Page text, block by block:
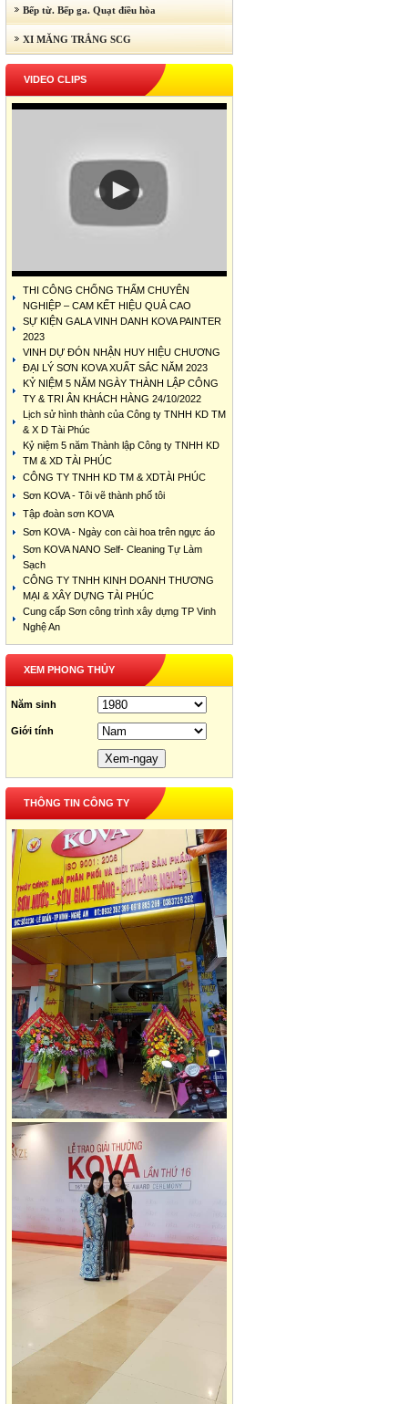
Bếp từ. Bếp ga. Quạt điều hòa
XI MĂNG TRẮNG SCG
VIDEO CLIPS
THI CÔNG CHỐNG THẤM CHUYÊN
NGHIỆP – CAM KẾT HIỆU QUẢ CAO
SỰ KIỆN GALA VINH DANH KOVA PAINTER
2023
VINH DỰ ĐÓN NHẬN HUY HIỆU CHƯƠNG
ĐẠI LÝ SƠN KOVA XUẤT SẮC NĂM 2023
KỶ NIỆM 5 NĂM NGÀY THÀNH LẬP CÔNG
TY & TRI ÂN KHÁCH HÀNG 24/10/2022
Lịch sử hình thành của Công ty TNHH KD TM
& X D Tài Phúc
Kỷ niệm 5 năm Thành lập Công ty TNHH KD
TM & XD TÀI PHÚC
CÔNG TY TNHH KD TM & XDTÀI PHÚC
Sơn KOVA - Tôi vẽ thành phố tôi
Tập đoàn sơn KOVA
Sơn KOVA - Ngày con cài hoa trên ngực áo
Sơn KOVA NANO Self- Cleaning Tự Làm
Sạch
CÔNG TY TNHH KINH DOANH THƯƠNG
MẠI & XÂY DỰNG TÀI PHÚC
Cung cấp Sơn công trình xây dựng TP Vinh
Nghệ An
XEM PHONG THỦY
Năm sinh
Giới tính
THÔNG TIN CÔNG TY